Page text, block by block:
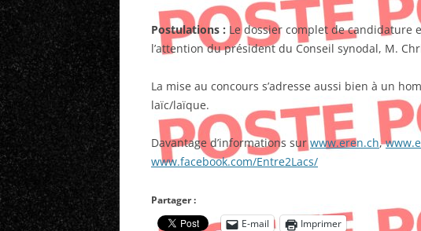
Postulations : Le dossier complet de candidature
l’attention du président du Conseil synodal, M.
La mise au concours s’adresse aussi bien à un
laïc/laïque.
Davantage d’informations surwww.eren.ch,
www.facebook.com/Entre2Lacs/
Partager :
E-mail
Imprimer